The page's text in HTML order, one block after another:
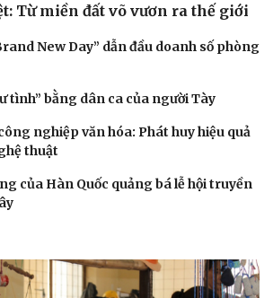
Từ miền đất võ vươn ra thế giới
New Day” dẫn đầu doanh số phòng
tình” bằng dân ca của người Tày
nghiệp văn hóa: Phát huy hiệu quả
thuật
của Hàn Quốc quảng bá lễ hội truyền